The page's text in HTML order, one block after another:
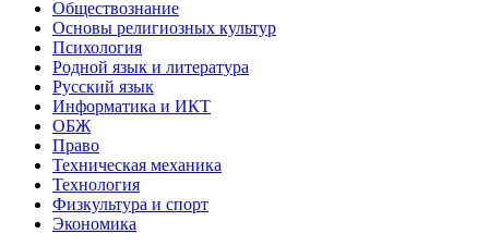
Обществознание
Основы религиозных культур
Психология
Родной язык и литература
Русский язык
Информатика и ИКТ
ОБЖ
Право
Техническая механика
Технология
Физкультура и спорт
Экономика